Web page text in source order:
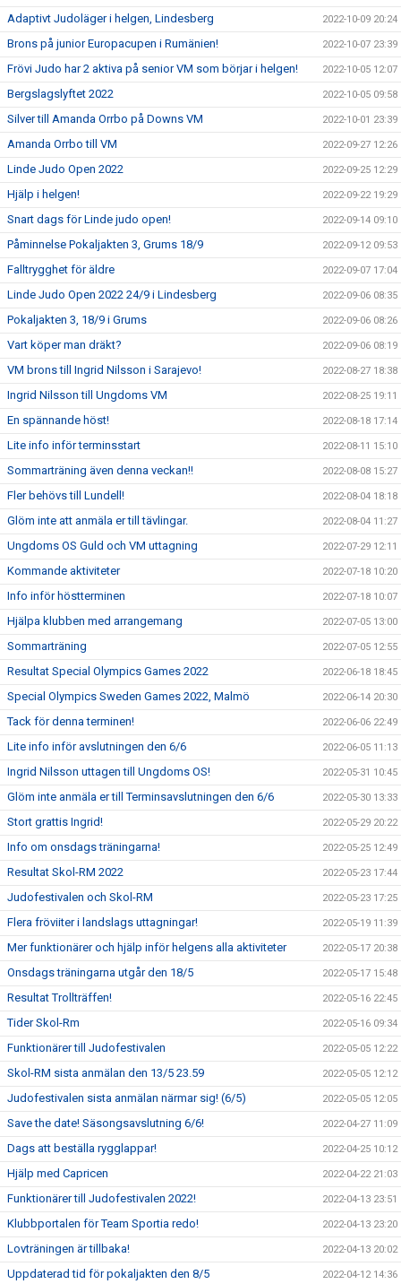
Adaptivt Judoläger i helgen, Lindesberg 2022-10-09 20:24
Brons på junior Europacupen i Rumänien! 2022-10-07 23:39
Frövi Judo har 2 aktiva på senior VM som börjar i helgen! 2022-10-05 12:07
Bergslagslyftet 2022 2022-10-05 09:58
Silver till Amanda Orrbo på Downs VM 2022-10-01 23:39
Amanda Orrbo till VM 2022-09-27 12:26
Linde Judo Open 2022 2022-09-25 12:29
Hjälp i helgen! 2022-09-22 19:29
Snart dags för Linde judo open! 2022-09-14 09:10
Påminnelse Pokaljakten 3, Grums 18/9 2022-09-12 09:53
Falltrygghet för äldre 2022-09-07 17:04
Linde Judo Open 2022 24/9 i Lindesberg 2022-09-06 08:35
Pokaljakten 3, 18/9 i Grums 2022-09-06 08:26
Vart köper man dräkt? 2022-09-06 08:19
VM brons till Ingrid Nilsson i Sarajevo! 2022-08-27 18:38
Ingrid Nilsson till Ungdoms VM 2022-08-25 19:11
En spännande höst! 2022-08-18 17:14
Lite info inför terminsstart 2022-08-11 15:10
Sommarträning även denna veckan!! 2022-08-08 15:27
Fler behövs till Lundell! 2022-08-04 18:18
Glöm inte att anmäla er till tävlingar. 2022-08-04 11:27
Ungdoms OS Guld och VM uttagning 2022-07-29 12:11
Kommande aktiviteter 2022-07-18 10:20
Info inför höstterminen 2022-07-18 10:07
Hjälpa klubben med arrangemang 2022-07-05 13:00
Sommarträning 2022-07-05 12:55
Resultat Special Olympics Games 2022 2022-06-18 18:45
Special Olympics Sweden Games 2022, Malmö 2022-06-14 20:30
Tack för denna terminen! 2022-06-06 22:49
Lite info inför avslutningen den 6/6 2022-06-05 11:13
Ingrid Nilsson uttagen till Ungdoms OS! 2022-05-31 10:45
Glöm inte anmäla er till Terminsavslutningen den 6/6 2022-05-30 13:33
Stort grattis Ingrid! 2022-05-29 20:22
Info om onsdags träningarna! 2022-05-25 12:49
Resultat Skol-RM 2022 2022-05-23 17:44
Judofestivalen och Skol-RM 2022-05-23 17:25
Flera fröviiter i landslags uttagningar! 2022-05-19 11:39
Mer funktionärer och hjälp inför helgens alla aktiviteter 2022-05-17 20:38
Onsdags träningarna utgår den 18/5 2022-05-17 15:48
Resultat Trollträffen! 2022-05-16 22:45
Tider Skol-Rm 2022-05-16 09:34
Funktionärer till Judofestivalen 2022-05-05 12:22
Skol-RM sista anmälan den 13/5 23.59 2022-05-05 12:12
Judofestivalen sista anmälan närmar sig! (6/5) 2022-05-05 12:05
Save the date! Säsongsavslutning 6/6! 2022-04-27 11:09
Dags att beställa rygglappar! 2022-04-25 10:12
Hjälp med Capricen 2022-04-22 21:03
Funktionärer till Judofestivalen 2022! 2022-04-13 23:51
Klubbportalen för Team Sportia redo! 2022-04-13 23:20
Lovträningen är tillbaka! 2022-04-13 20:02
Uppdaterad tid för pokaljakten den 8/5 2022-04-12 14:36